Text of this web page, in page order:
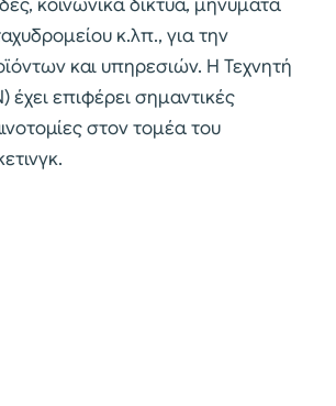
κοινωνικά δίκτυα, μηνύματα
κ.λπ., για την
και υπηρεσιών. Η Τεχνητή
επιφέρει σημαντικές
στον τομέα του